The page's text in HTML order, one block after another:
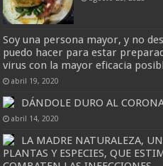
Soy una persona mayor, y no
puedo hacer para estar
virus con la mayor eficacia
abril 19, 2020
DÁNDOLE DURO AL
abril 14, 2020
LA MADRE NATURALEZA,
PLANTAS Y ESPECIES, QUE